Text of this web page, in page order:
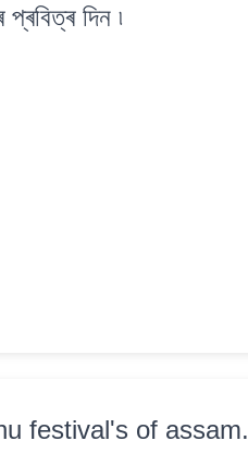
প্ৰবিত্ৰ দিন ৷
festival's of assam.